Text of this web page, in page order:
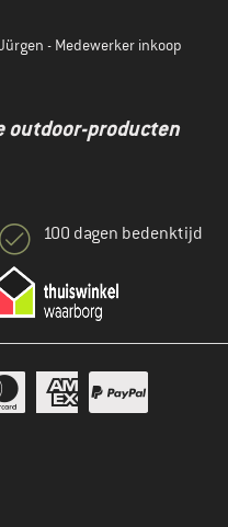
- Medewerker inkoop
outdoor-producten
100 dagen bedenktijd